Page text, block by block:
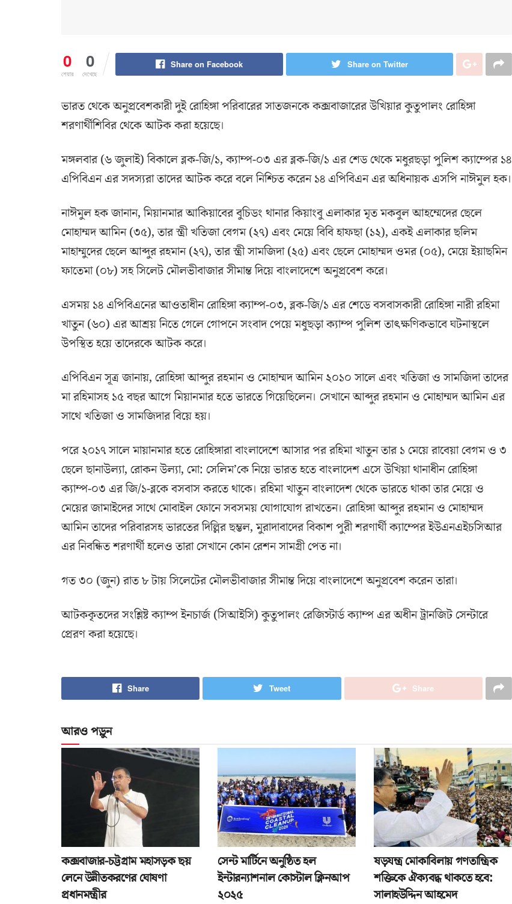
0
শেয়ার
0
দেখেছে
Share on Facebook Share on Twitter
ভারত থেকে অনুপ্রবেশকারী দুই রোহিঙ্গা পরিবারের সাতজনকে কক্সবাজারের উখিয়ার কুতুপালং রোহিঙ্গা
শরণার্থীশিবির থেকে আটক করা হয়েছে।
মঙ্গলবার (৬ জুলাই) বিকালে ব্লক-জি/১, ক্যাম্প-০৩ এর ব্লক-জি/১ এর শেড থেকে মধুরছড়া পুলিশ ক্যাম্পের ১৪
এপিবিএন এর সদস্যরা তাদের আটক করে বলে নিশ্চিত করেন ১৪ এপিবিএন এর অধিনায়ক এসপি নাঈমুল হক।
নাঈমুল হক জানান, মিয়ানমার আকিয়াবের বুচিডং থানার কিয়াংবু এলাকার মৃত মকবুল আহম্মেদের ছেলে
মোহাম্মদ আমিন (৩৫), তার স্ত্রী খতিজা বেগম (২৭) এবং মেয়ে বিবি হাফছা (১২), একই এলাকার ছলিম
মাহাম্মুদের ছেলে আব্দুর রহমান (২৭), তার স্ত্রী সামজিদা (২৫) এবং ছেলে মোহাম্মদ ওমর (০৫), মেয়ে ইয়াছমিন
ফাতেমা (০৮) সহ সিলেট মৌলভীবাজার সীমান্ত দিয়ে বাংলাদেশে অনুপ্রবেশ করে।
এসময় ১৪ এপিবিএনের আওতাধীন রোহিঙ্গা ক্যাম্প-০৩, ব্লক-জি/১ এর শেডে বসবাসকারী রোহিঙ্গা নারী রহিমা
খাতুন (৬০) এর আশ্রয় নিতে গেলে গোপনে সংবাদ পেয়ে মধুছড়া ক্যাম্প পুলিশ তাৎক্ষণিকভাবে ঘটনাস্থলে
উপস্থিত হয়ে তাদেরকে আটক করে।
এপিবিএন সূত্র জানায়, রোহিঙ্গা আব্দুর রহমান ও মোহাম্মদ আমিন ২০১০ সালে এবং খতিজা ও সামজিদা তাদের
মা রহিমাসহ ১৫ বছর আগে মিয়ানমার হতে ভারতে গিয়েছিলেন। সেখানে আব্দুর রহমান ও মোহাম্মদ আমিন এর
সাথে খতিজা ও সামজিদার বিয়ে হয়।
পরে ২০১৭ সালে মায়ানমার হতে রোহিঙ্গারা বাংলাদেশে আসার পর রহিমা খাতুন তার ১ মেয়ে রাবেয়া বেগম ও ৩
ছেলে ছানাউল্যা, রোকন উল্যা, মো: সেলিম’কে নিয়ে ভারত হতে বাংলাদেশ এসে উখিয়া থানাধীন রোহিঙ্গা
ক্যাম্প-০৩ এর জি/১-ব্লকে বসবাস করতে থাকে। রহিমা খাতুন বাংলাদেশ থেকে ভারতে থাকা তার মেয়ে ও
মেয়ের জামাইদের সাথে মোবাইল ফোনে সবসময় যোগাযোগ রাখতেন। রোহিঙ্গা আব্দুর রহমান ও মোহাম্মদ
আমিন তাদের পরিবারসহ ভারতের দিল্লির ছম্ভল, মুরাদাবাদের বিকাশ পুরী শরণার্থী ক্যাম্পের ইউএনএইচসিআর
এর নিবন্ধিত শরণার্থী হলেও তারা সেখানে কোন রেশন সামগ্রী পেত না।
গত ৩০ (জুন) রাত ৮ টায় সিলেটের মৌলভীবাজার সীমান্ত দিয়ে বাংলাদেশে অনুপ্রবেশ করেন তারা।
আটককৃতদের সংশ্লিষ্ট ক্যাম্প ইনচার্জ (সিআইসি) কুতুপালং রেজিস্টার্ড ক্যাম্প এর অধীন ট্রানজিট সেন্টারে
প্রেরণ করা হয়েছে।
Share Tweet Share
আরও পড়ুন
কক্সবাজার-চট্টগ্রাম মহাসড়ক ছয়
লেনে উন্নীতকরণের ঘোষণা
প্রধানমন্ত্রীর
সেন্ট মার্টিনে অনুষ্ঠিত হল
ইন্টারন্যাশনাল কোস্টাল ক্লিনআপ
২০২৫
ষড়যন্ত্র মোকাবিলায় গণতান্ত্রিক
শক্তিকে ঐক্যবদ্ধ থাকতে হবে:
সালাহউদ্দিন আহমেদ